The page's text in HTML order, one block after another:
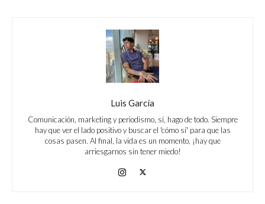
Luis García
Comunicación, marketing y periodismo, sí, hago de todo. Siempre
hay que ver el lado positivo y buscar el 'cómo sí' para que las
cosas pasen. Al final, la vida es un momento, ¡hay que
arriesgarnos sin tener miedo!